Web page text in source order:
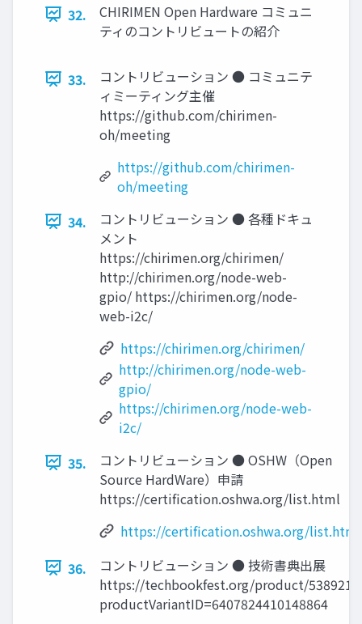
32.
CHIRIMEN Open Hardware コミュニ
ティのコントリビュートの紹介
33.
コントリビューション ● コミュニテ
ィミーティング主催
https://github.com/chirimen-
oh/meeting
https://github.com/chirimen-
oh/meeting
34.
コントリビューション ● 各種ドキュ
メント
https://chirimen.org/chirimen/
http://chirimen.org/node-web-
gpio/ https://chirimen.org/node-
web-i2c/
https://chirimen.org/chirimen/
http://chirimen.org/node-web-
gpio/
https://chirimen.org/node-web-
i2c/
35.
コントリビューション ● OSHW（Open
Source HardWare）申請
https://certification.oshwa.org/list.html
https://certification.oshwa.org/list.html
36.
コントリビューション ● 技術書典出展
https://techbookfest.org/product/
productVariantID=6407824410148864